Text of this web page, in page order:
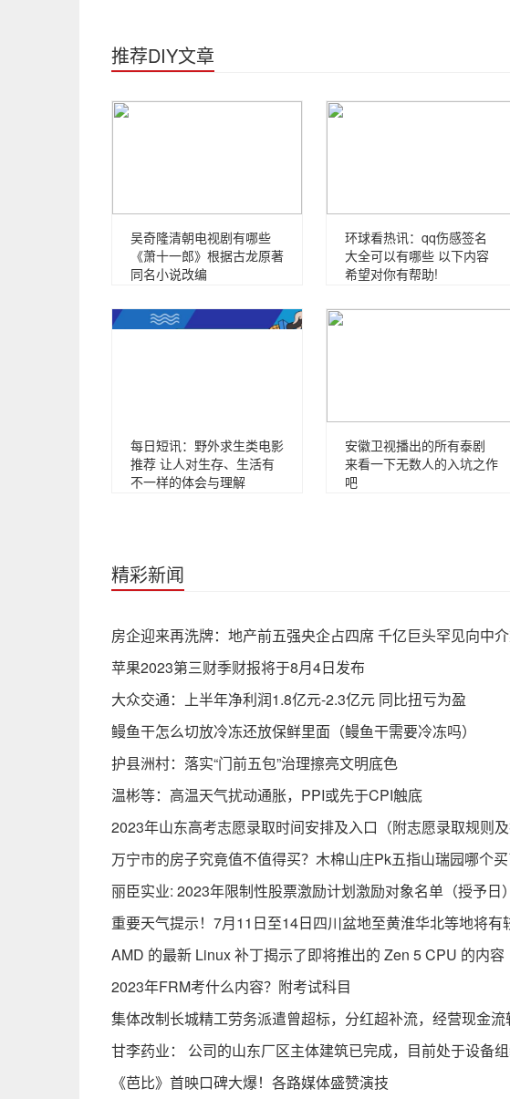
推荐DIY文章
吴奇隆清朝电视剧有哪些
《萧十一郎》根据古龙原著
同名小说改编
环球看热讯：qq伤感签名
大全可以有哪些 以下内容
希望对你有帮助!
每日短讯：野外求生类电影
推荐 让人对生存、生活有
不一样的体会与理解
安徽卫视播出的所有泰剧
来看一下无数人的入坑之作
吧
精彩新闻
房企迎来再洗牌：地产前五强央企占四席 千亿巨头罕见向中
苹果2023第三财季财报将于8月4日发布
大众交通：上半年净利润1.8亿元-2.3亿元 同比扭亏为盈
鳗鱼干怎么切放冷冻还放保鲜里面（鳗鱼干需要冷冻吗）
护县洲村：落实“门前五包”治理擦亮文明底色
温彬等：高温天气扰动通胀，PPI或先于CPI触底
2023年山东高考志愿录取时间安排​及入口（附志愿录取规则及
万宁市的房子究竟值不值得买？木棉山庄Pk五指山瑞园哪个买
丽臣实业: 2023年限制性股票激励计划激励对象名单（授予日）
重要天气提示！7月11日至14日四川盆地至黄淮华北等地将有
AMD 的最新 Linux 补丁揭示了即将推出的 Zen 5 CPU 的内容
2023年FRM考什么内容？附考试科目
集体改制长城精工劳务派遣曾超标，分红超补流，经营现金流
甘李药业： 公司的山东厂区主体建筑已完成，目前处于设备
《芭比》首映口碑大爆！各路媒体盛赞演技